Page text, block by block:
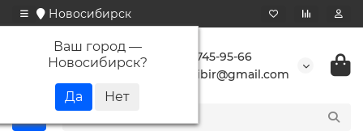
Новосибирск
Ваш город —
Новосибирск?
+7 923 745-95-66
buransibir@gmail.com